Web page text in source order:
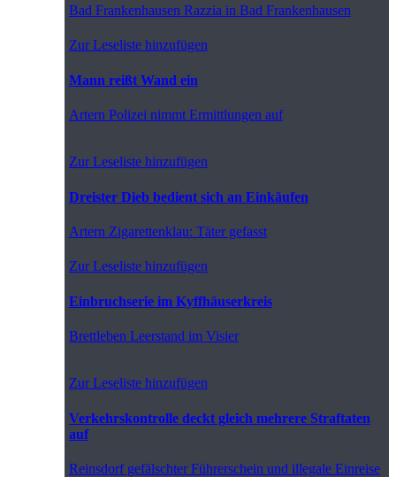
Bad Frankenhausen Razzia in Bad Frankenhausen
Zur Leseliste hinzufügen
Mann reißt Wand ein
Artern Polizei nimmt Ermittlungen auf
Zur Leseliste hinzufügen
Dreister Dieb bedient sich an Einkäufen
Artern Zigarettenklau: Täter gefasst
Zur Leseliste hinzufügen
Einbruchserie im Kyffhäuserkreis
Brettleben Leerstand im Visier
Zur Leseliste hinzufügen
Verkehrskontrolle deckt gleich mehrere Straftaten
auf
Reinsdorfgefälschter Führerschein und illegale Einreise